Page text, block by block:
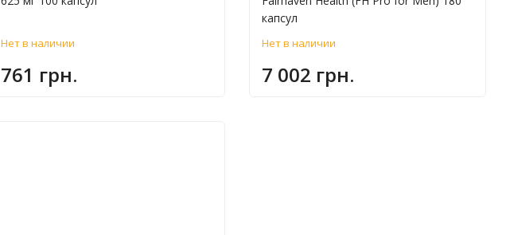
Нет в наличии
761 грн.
капсул
Нет в наличии
7 002 грн.